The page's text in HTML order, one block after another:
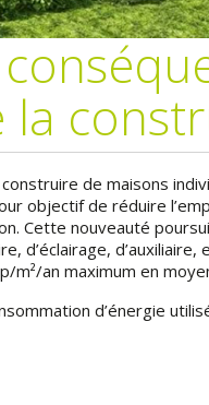
la
de maisons
objectif de réduire
Cette nouveauté
d’éclairage,
m²/an maximum en
d’énergie